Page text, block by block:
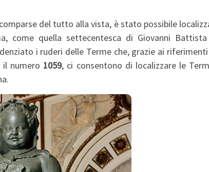
del tutto alla vista, è stato possibile
come quella settecentesca di Giovanni
i ruderi delle Terme che, grazie ai
il numero 1059, ci consentono di localizzare le